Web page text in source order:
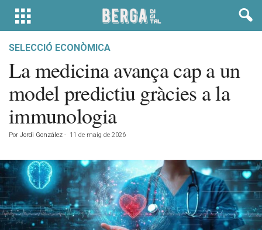
SELECCIÓ ECONÒMICA
La medicina avança cap a un
model predictiu gràcies a la
immunologia
Por Jordi González - 11 de maig de 2026